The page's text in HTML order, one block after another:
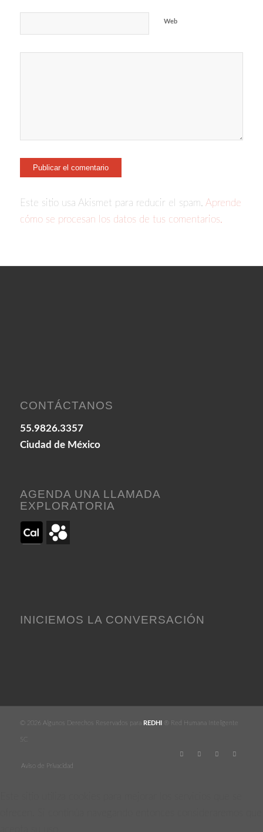
Web
Este sitio usa Akismet para reducir el spam. Aprende
cómo se procesan los datos de tus comentarios.
CONTÁCTANOS
55.9826.3357
Ciudad de México
AGENDA UNA LLAMADA
EXPLORATORIA
INICIEMOS LA CONVERSACIÓN
© 2026 Algunos Derechos Reservados para REDHI ® Red Humana Inteligente
Aviso de Privacidad